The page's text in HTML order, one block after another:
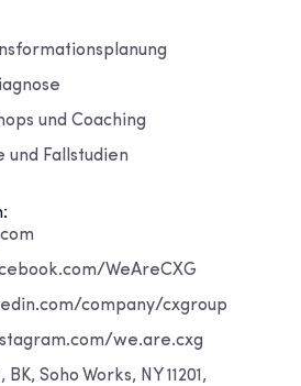
und Coaching
und Fallstudien
WeAreCXG
company/cxgroup
we.are.cxg
Soho Works, NY 11201,